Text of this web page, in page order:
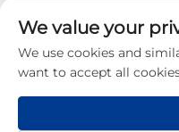
We value your
We use cookies and
want to accept all